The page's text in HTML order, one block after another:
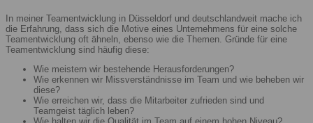
In meiner Teamentwicklung in Düsseldorf und deutschlandweit mache ich
die Erfahrung, dass sich die Motive eines Unternehmens für eine solche
Teamentwicklung oft ähneln, ebenso wie die Themen. Gründe für eine
Teamentwicklung sind häufig diese:
Wie meistern wir bestehende Herausforderungen?
Wie erkennen wir Missverständnisse im Team und wie beheben wir
diese?
Wie erreichen wir, dass die Mitarbeiter zufrieden sind und
Teamgeist täglich leben?